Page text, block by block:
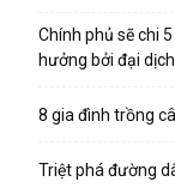
Chính phủ sẽ chi
hưởng bởi đại dịch
8 gia đình trồng
Triệt phá đường